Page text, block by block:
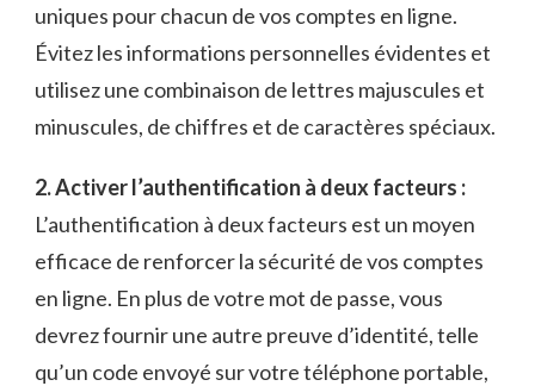
uniques ‍pour chacun de vos comptes en ligne.
Évitez les informations personnelles évidentes et
utilisez⁤ une combinaison ⁢de lettres majuscules ‌et
‌minuscules,⁣ de chiffres ‌et ‌de caractères ​spéciaux.
2. Activer ‌l’authentification⁢ à deux facteurs :
L’authentification à deux facteurs ⁤est ‍un moyen
⁤efficace de renforcer ‌la sécurité⁣ de vos ​comptes‌
en ligne. En ⁢plus de votre⁣ mot de passe, vous
devrez fournir ⁣une autre preuve d’identité, telle
qu’un code ⁣envoyé sur⁢ votre‌ téléphone portable,